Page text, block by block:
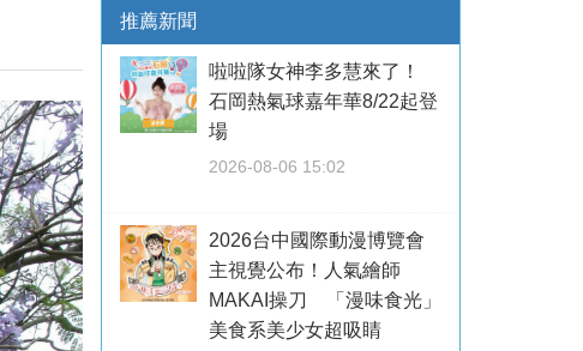
推薦新聞
啦啦隊女神李多慧來了！
石岡熱氣球嘉年華8/22起登
場
2026-08-06 15:02
2026台中國際動漫博覽會
主視覺公布！人氣繪師
MAKAI操刀 「漫味食光」
美食系美少女超吸睛